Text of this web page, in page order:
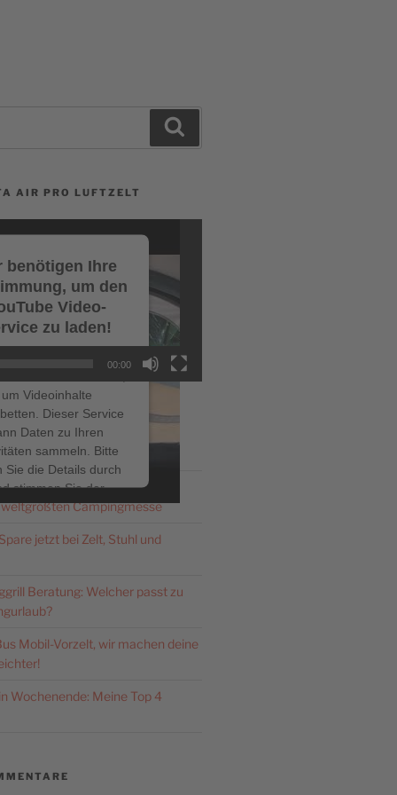
AIR PRO LUFTZELT
benötigen Ihre
um den
Video-
zu laden!
um Videoinhalte
Dieser Service
Daten zu Ihren
sammeln. Bitte
Sie die Details durch
stimmen Sie der
des Service zu, um
Akzeptieren
Usercentrics
Management
&eRecht24
00:00
2026: Zeldi.de – dein
Campingmesse
jetzt bei Zelt, Stuhl und
Beratung: Welcher passt zu
Mobil-Vorzelt, wir machen deine
Wochenende: Meine Top 4